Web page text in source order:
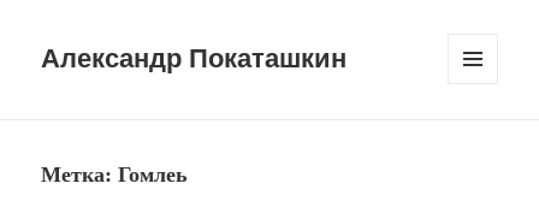
Александр Покаташкин
Метка:Гомлеь